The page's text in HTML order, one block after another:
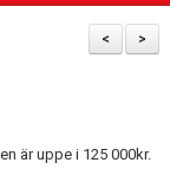
>
<
är uppe i 125 000kr.